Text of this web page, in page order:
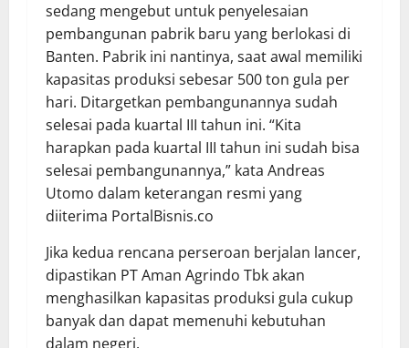
sedang mengebut untuk penyelesaian
pembangunan pabrik baru yang berlokasi di
Banten. Pabrik ini nantinya, saat awal memiliki
kapasitas produksi sebesar 500 ton gula per
hari. Ditargetkan pembangunannya sudah
selesai pada kuartal III tahun ini. “Kita
harapkan pada kuartal III tahun ini sudah bisa
selesai pembangunannya,” kata Andreas
Utomo dalam keterangan resmi yang
diiterima PortalBisnis.co
Jika kedua rencana perseroan berjalan lancer,
dipastikan PT Aman Agrindo Tbk akan
menghasilkan kapasitas produksi gula cukup
banyak dan dapat memenuhi kebutuhan
dalam negeri.